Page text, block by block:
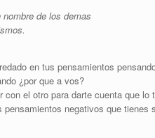
de los demas
en tus pensamientos
¿por que a vos?
con el otro para darte cuenta que lo
pensamientos negativos que